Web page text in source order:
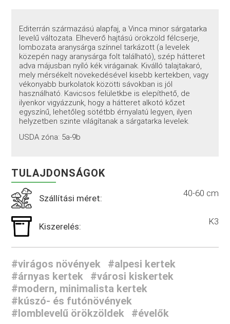
Editerrán származású alapfaj, a Vinca minor sárgatarka
levelű változata. Elheverő hajtású örökzöld félcserje,
lombozata aranysárga színnel tarkázott (a levelek
közepén nagy aranysárga folt található), szép hátteret
adva májusban nyíló kék virágainak. Kiválló talajtakaró,
mely mérsékelt növekedésével kisebb kertekben, vagy
vékonyabb burkolatok közötti sávokban is jól
használható. Kavicsos felületkbe is elepíthető, de
ilyenkor vigyázzunk, hogy a hátteret alkotó kőzet
egyszínű, lehetőleg sötétbb érnyalatú legyen, ilyen
helyzetben szinte világítanak a sárgatarka levelek.
USDA zóna: 5a-9b
TULAJDONSÁGOK
Szállítási méret: 40-60 cm
Kiszerelés: K3
#virágos növények
#alpesi kertek
#árnyas kertek
#városi kiskertek
#modern, minimalista kertek
#kúszó- és futónövények
#lomblevelű örökzöldek
#évelők